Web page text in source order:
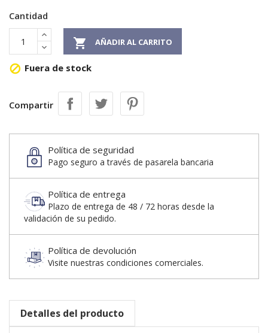
Cantidad
 AÑADIR AL CARRITO
 Fuera de stock
Compartir
Política de seguridad
Pago seguro a través de pasarela bancaria
Política de entrega
Plazo de entrega de 48 / 72 horas desde la
validación de su pedido.
Política de devolución
Visite nuestras condiciones comerciales.
Detalles del producto